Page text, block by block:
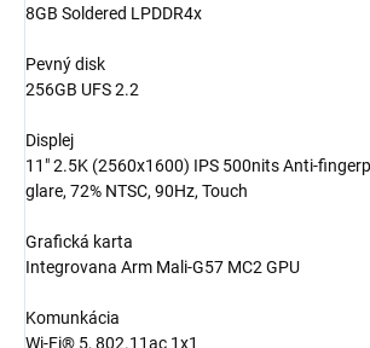
8GB Soldered LPDDR4x
Pevný disk
256GB UFS 2.2
Displej
11" 2.5K (2560x1600) IPS 500nits Anti-
glare, 72% NTSC, 90Hz, Touch
Grafická karta
Integrovana Arm Mali-G57 MC2 GPU
Komunkácia
Wi-Fi® 5, 802.11ac 1x1